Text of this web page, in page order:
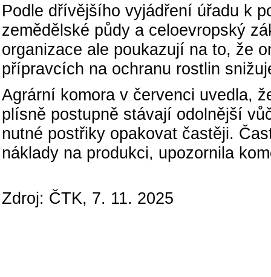
Podle dřívějšího vyjádření úřadu k
zemědělské půdy a celoevropský
organizace ale poukazují na to, že
přípravcích na ochranu rostlin
Agrární komora v červenci uvedla,
plísně postupně stávají odolnější
nutné postřiky opakovat častěji.
náklady na produkci, upozornila
Zdroj: ČTK, 7. 11. 2025